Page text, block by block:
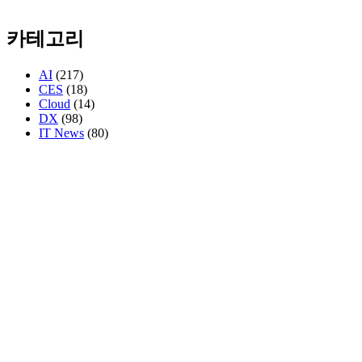
카테고리
AI (217)
CES (18)
Cloud (14)
DX (98)
IT News (80)